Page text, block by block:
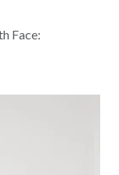
Face: